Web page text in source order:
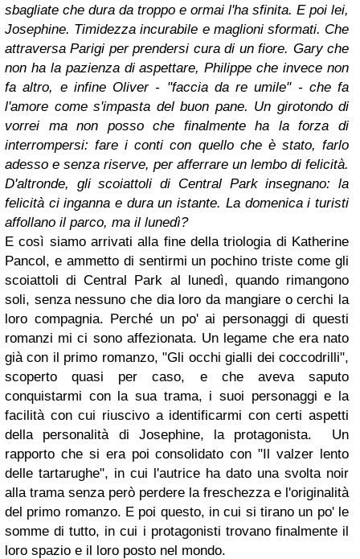
sbagliate che dura da troppo e ormai l'ha sfinita. E poi lei,
Josephine. Timidezza incurabile e maglioni sformati. Che
attraversa Parigi per prendersi cura di un fiore. Gary che
non ha la pazienza di aspettare, Philippe che invece non
fa altro, e infine Oliver - "faccia da re umile" - che fa
l'amore come s'impasta del buon pane. Un girotondo di
vorrei ma non posso che finalmente ha la forza di
interrompersi: fare i conti con quello che è stato, farlo
adesso e senza riserve, per afferrare un lembo di felicità.
D'altronde, gli scoiattoli di Central Park insegnano: la
felicità ci inganna e dura un istante. La domenica i turisti
affollano il parco, ma il lunedì?
E così siamo arrivati alla fine della triologia di Katherine
Pancol, e ammetto di sentirmi un pochino triste come gli
scoiattoli di Central Park al lunedì, quando rimangono
soli, senza nessuno che dia loro da mangiare o cerchi la
loro compagnia. Perché un po' ai personaggi di questi
romanzi mi ci sono affezionata. Un legame che era nato
già con il primo romanzo, "Gli occhi gialli dei coccodrilli",
scoperto quasi per caso, e che aveva saputo
conquistarmi con la sua trama, i suoi personaggi e la
facilità con cui riuscivo a identificarmi con certi aspetti
della personalità di Josephine, la protagonista. Un
rapporto che si era poi consolidato con "Il valzer lento
delle tartarughe", in cui l'autrice ha dato una svolta noir
alla trama senza però perdere la freschezza e l'originalità
del primo romanzo. E poi questo, in cui si tirano un po' le
somme di tutto, in cui i protagonisti trovano finalmente il
loro spazio e il loro posto nel mondo.